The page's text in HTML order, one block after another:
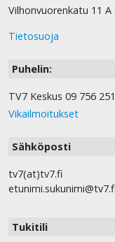
Vilhonvuorenkatu 11 A
Tietosuoja
Puhelin:
TV7 Keskus 09 756
Vikailmoitukset
Sähköposti
tv7(at)tv7.fi
Tukitili